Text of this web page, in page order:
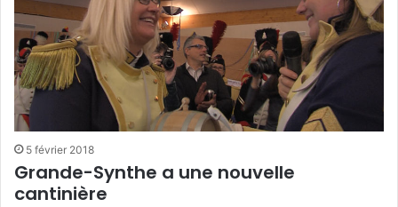
5 février 2018
Grande-Synthe a une nouvelle
cantinière